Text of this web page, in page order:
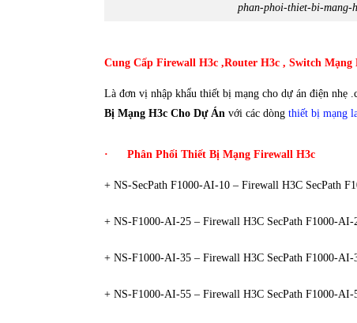
phan-phoi-thiet-bi-mang-
Cung Cấp Firewall H3c ,Router H3c , Switch Mạng
Là đơn vị nhập khẩu thiết bị mạng cho dự án điện nhẹ
Bị Mạng H3c Cho Dự Án với các dòng thiết bị mạng
· Phân Phối Thiết Bị Mạng Firewall H3c
+ NS-SecPath F1000-AI-10 – Firewall H3C SecPath
+ NS-F1000-AI-25 – Firewall H3C SecPath F1000-AI-
+ NS-F1000-AI-35 – Firewall H3C SecPath F1000-AI-
+ NS-F1000-AI-55 – Firewall H3C SecPath F1000-AI-